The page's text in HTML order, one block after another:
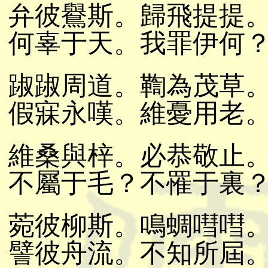
弁彼鸒斯。歸飛提提
何辜于天。我罪伊何
踧踧周道。鞫為茂草
假寐永嘆。維憂用老
維桑與梓。必恭敬止
不屬于毛？不罹于裏
菀彼柳斯。鳴蜩嘒嘒
譬彼舟流。不知所屆